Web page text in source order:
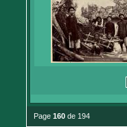
Page 160 de 194